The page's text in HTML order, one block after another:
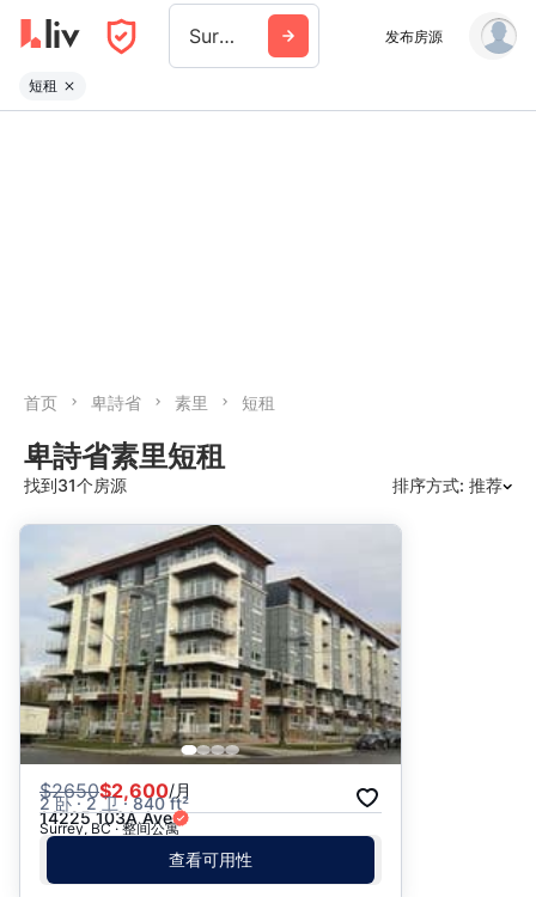
Surrey 发布房源
短租
首页 卑詩省 素里 短租
卑詩省素里短租
找到31个房源 排序方式: 推荐
日期: 最新日期在前
日期: 过往日期在前
价格 - $$$ 到 $
价格 - $ 到 $$$
$2650$2,600/月
2 卧 · 2 卫 · 840 ft²
14225 103A Ave
Surrey, BC · 整间公寓
查看可用性